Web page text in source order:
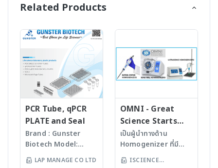
Meter - Conductivity
Tubidity Meter
* Weather Station
* Packaging Test -
Tester
* Pharmaceutical Test
- Hardness Tester -
Stability Test Chamber
Related Products
PCR Tube, qPCR
PLATE and Seal
Brand : Gunster
Biotech Model:
World Our
products are
LAP MANAGE CO LTD
OMNI - Great
Science Starts
HERE!
เป็นผู้นำทางด้าน
Homogenizer ที่มี
คุณภาพสูงจาก USA มา
นานกว่า 60 ปี โดย
ISCIENCE